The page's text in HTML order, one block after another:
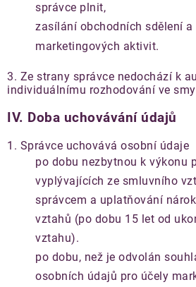
správce plnit,
zasílání obchodních sdělení
marketingových aktivit.
3. Ze strany správce nedochází k
individuálnímu rozhodování ve
IV. Doba uchovávání údajů
1. Správce uchovává osobní údaje
po dobu nezbytnou k výkonu
vyplývajících ze smluvního
správcem a uplatňování
vztahů (po dobu 15 let od
vztahu).
po dobu, než je odvolán
osobních údajů pro účely